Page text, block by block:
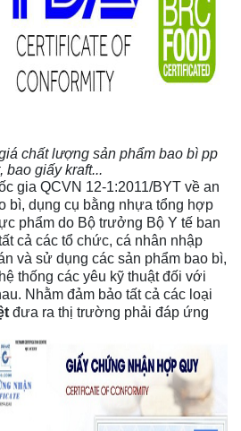
chất lượng sản phẩm bao bì pp
bao giấy kraft...
gia QCVN 12-1:2011/BYT về an
bì, dụng cụ bằng nhựa tổng hợp
phẩm do Bộ trưởng Bộ Y tế ban
cả các tổ chức, cá nhân nhập
và sử dụng các sản phẩm bao bì,
thống các yêu kỹ thuật đối với
Nhằm đảm bảo tất cả các loại
đưa ra thị trường phải đáp ứng